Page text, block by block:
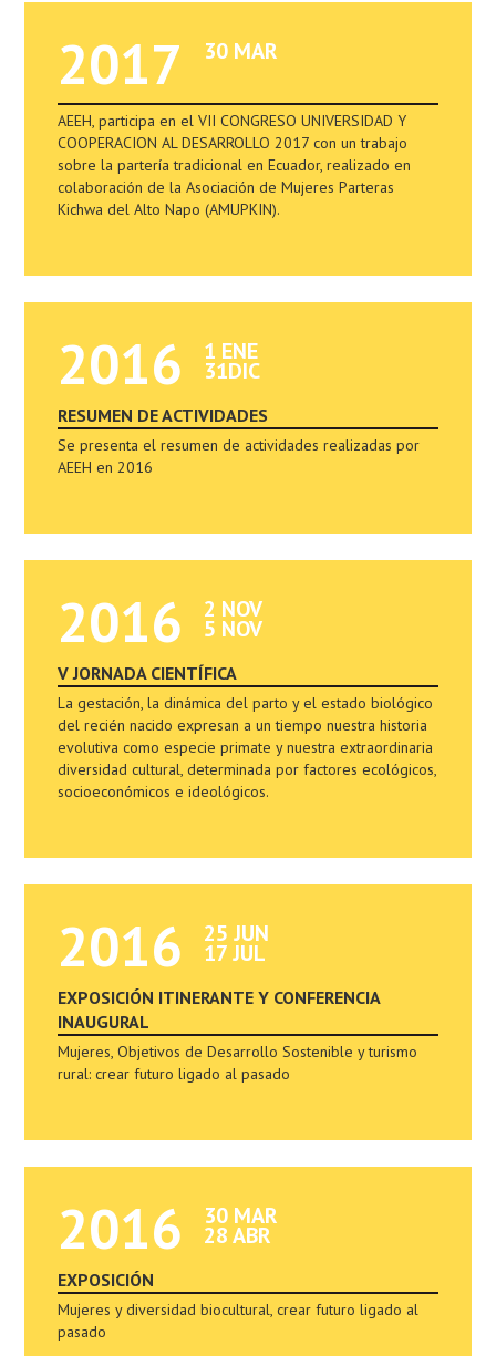
2017 30 MAR
AEEH, participa en el VII CONGRESO UNIVERSIDAD Y
COOPERACION AL DESARROLLO 2017 con un trabajo
sobre la partería tradicional en Ecuador, realizado en
colaboración de la Asociación de Mujeres Parteras
Kichwa del Alto Napo (AMUPKIN).
2016 1 ENE
31DIC
RESUMEN DE ACTIVIDADES
Se presenta el resumen de actividades realizadas por
AEEH en 2016
2016 2 NOV
5 NOV
V JORNADA CIENTÍFICA
La gestación, la dinámica del parto y el estado biológico
del recién nacido expresan a un tiempo nuestra historia
evolutiva como especie primate y nuestra extraordinaria
diversidad cultural, determinada por factores ecológicos,
socioeconómicos e ideológicos.
2016 25 JUN
17 JUL
EXPOSICIÓN ITINERANTE Y CONFERENCIA
INAUGURAL
Mujeres, Objetivos de Desarrollo Sostenible y turismo
rural: crear futuro ligado al pasado
2016 30 MAR
28 ABR
EXPOSICIÓN
Mujeres y diversidad biocultural, crear futuro ligado al
pasado